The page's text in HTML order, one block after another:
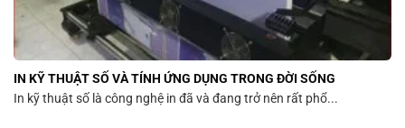
IN KỸ THUẬT SỐ VÀ TÍNH ỨNG DỤNG TRONG ĐỜI SỐNG
In kỹ thuật số là công nghệ in đã và đang trở nên rất phổ...